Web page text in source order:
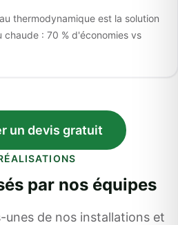
thermodynamique est la solution
chaude : 70 % d'économies vs
un devis gratuit
par nos équipes
unes de nos installations et